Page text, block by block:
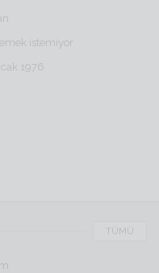
istemiyor
1976
TÜMÜ